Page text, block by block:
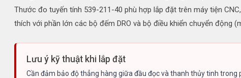
Thước đo tuyến tính 539-211-40 phù hợp lắp đặt trên máy tiện
thích với phần lớn các bộ đếm DRO và bộ điều khiển chuyển động
Lưu ý kỹ thuật khi lắp đặt
Cần đảm bảo độ thẳng hàng giữa đầu đọc và thanh thủy tinh